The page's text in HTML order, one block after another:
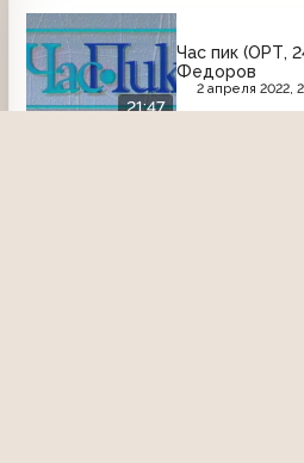
21:47
Час пик (ОРТ,
Федоров
2 апреля 2022,